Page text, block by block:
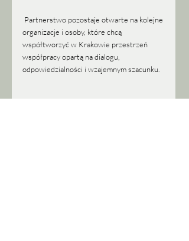
Partnerstwo pozostaje otwarte na kolejne
organizacje i osoby, które chcą
współtworzyć w Krakowie przestrzeń
współpracy opartą na dialogu,
odpowiedzialności i wzajemnym szacunku.